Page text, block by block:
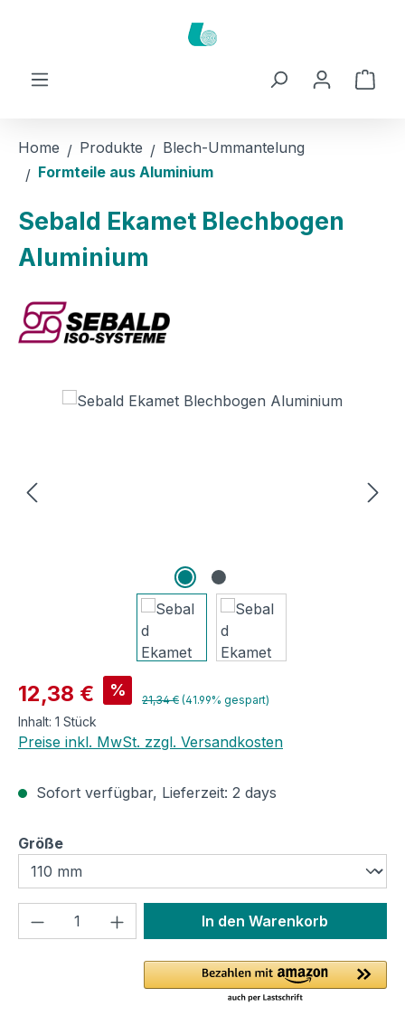
Home Produkte
Blech-Ummantelung
Formteile aus Aluminium
Sebald Ekamet Blechbogen
Aluminium
Bildergalerie überspringen
Verkaufspreis:
12,38 € % Regulärer Preis:
21,34 € (41.99% gespart)
Inhalt: 1 Stück
Preise inkl. MwSt. zzgl. Versandkosten
Sofort verfügbar, Lieferzeit: 2 days
Größeauswählen
Produkt Anzahl: Gib denIn den Warenkorb